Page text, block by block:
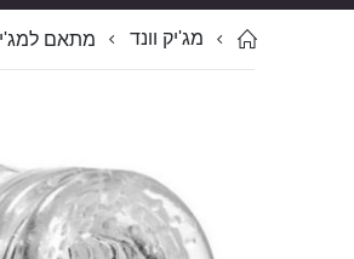
מג'יק וונד מתאם
תמונות
תמונות